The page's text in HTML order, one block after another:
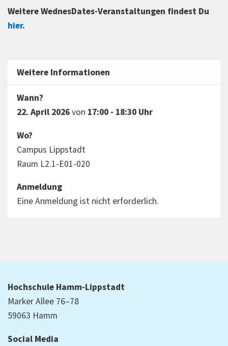
Weitere WednesDates-Veranstaltungen findest Du
hier.
Weitere Informationen
Wann?
22. April 2026von 17:00 - 18:30 Uhr
Wo?
Campus Lippstadt
Raum L2.1-E01-020
Anmeldung
Eine Anmeldung ist nicht erforderlich.
Hochschule Hamm-Lippstadt
Marker Allee 76–78
59063 Hamm
Social Media